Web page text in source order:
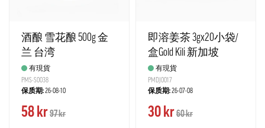
酒酿 雪花酿 500g 金
兰 台湾
有現貨
PMS-S0038
保质期:26-08-10
58 kr97 kr
即溶姜茶 3gx20小袋/
盒Gold Kili 新加坡
有現貨
PMDJ0017
保质期:26-07-08
30 kr60 kr